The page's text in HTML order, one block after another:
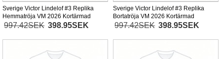
Sverige Victor Lindelof #3 Replika
Hemmatröja VM 2026 Kortärmad
997.42SEK 398.95SEK
Sverige Victor Lindelof #3 Replika
Bortatröja VM 2026 Kortärmad
997.42SEK 398.95SEK